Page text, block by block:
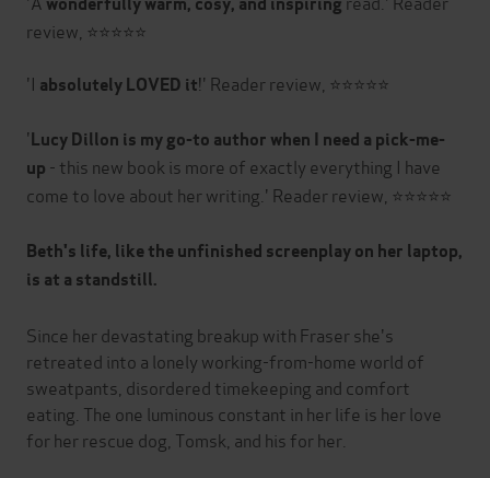
review, ⭐⭐⭐⭐⭐
'I absolutely LOVED it!' Reader review, ⭐⭐⭐⭐⭐
'Lucy Dillon is my go-to author when I need a pick-me-
up - this new book is more of exactly everything I have
come to love about her writing.' Reader review, ⭐⭐⭐⭐⭐
Beth's life, like the unfinished screenplay on her laptop,
is at a standstill.
Since her devastating breakup with Fraser she's
retreated into a lonely working-from-home world of
sweatpants, disordered timekeeping and comfort
eating. The one luminous constant in her life is her love
for her rescue dog, Tomsk, and his for her.